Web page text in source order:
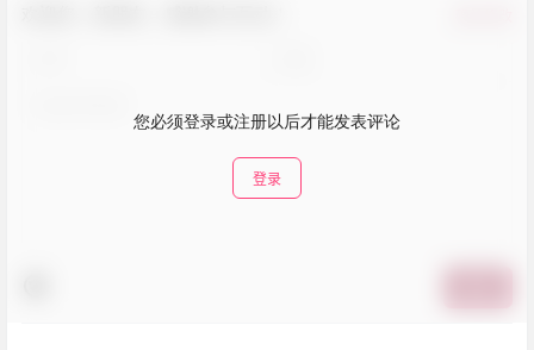
您必须登录或注册以后才能发表评论
登录